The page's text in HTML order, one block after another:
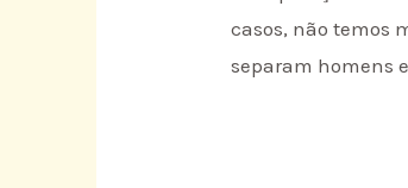
casos, não temos
separam homens